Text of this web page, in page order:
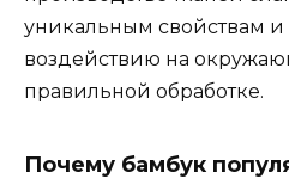
уникальным свойствам
воздействию на
правильной обработке.
Почему бамбук